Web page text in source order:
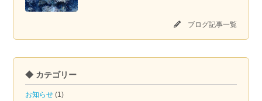
ブログ記事一覧
◆ カテゴリー
お知らせ (1)